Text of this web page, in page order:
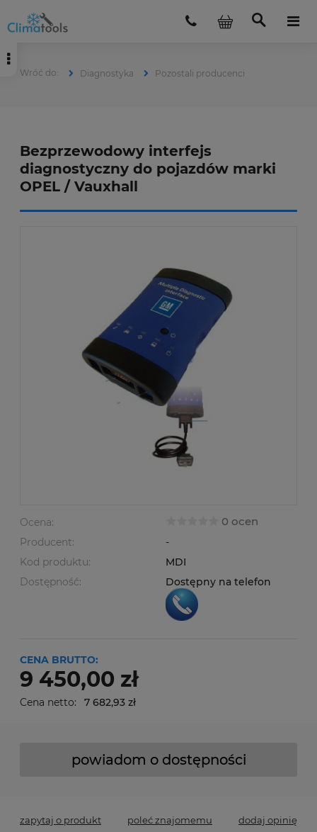
Diagnostyka Pozostali producenci
Bezprzewodowy interfejs
diagnostyczny do pojazdów marki
OPEL / Vauxhall
Ocena: 0 ocen
Producent:
-
Kod produktu:
MDI
Dostępność:
Dostępny na telefon
CENA BRUTTO:
9 450,00 zł
Cena netto: 7 682,93 zł
powiadom o dostępności
zapytaj o produkt poleć znajomemu
dodaj opinię